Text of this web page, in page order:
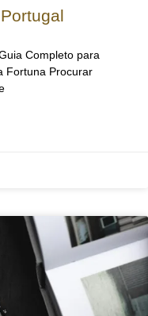
Completo para
Fortuna Procurar